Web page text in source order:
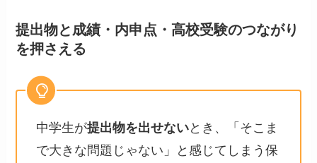
提出物と成績・内申点・高校受験のつながり
を押さえる
中学生が提出物を出せないとき、「そこま
で大きな問題じゃない」と感じてしまう保